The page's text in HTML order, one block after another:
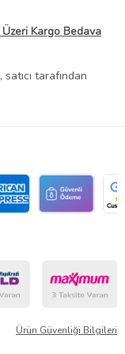
Kargo Bedava
tarafından
Ürün Güvenliği Bilgileri